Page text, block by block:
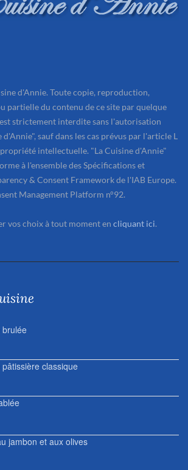
d'Annie. Toute copie, reproduction,
partielle du contenu de ce site par quelque
strictement interdite sans l'autorisation
sauf dans les cas prévus par l'article L
intellectuelle. "La Cuisine d'Annie"
à l'ensemble des Spécifications et
& Consent Framework de l'IAB Europe.
Management Platform n°92.
vos choix à tout moment en cliquant ici.
brulée
classique
jambon et aux olives